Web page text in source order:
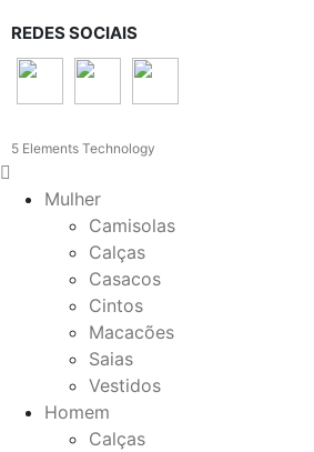
REDES SOCIAIS
5 Elements Technology
Mulher
Camisolas
Calças
Casacos
Cintos
Macacões
Saias
Vestidos
Homem
Calças